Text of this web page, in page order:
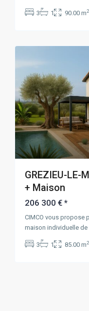
3 1 90.00 m2
GREZIEU-LE-
+ Maison
206 300 €*
CIMCO vous propose
maison individuelle de
3 1 85.00 m2